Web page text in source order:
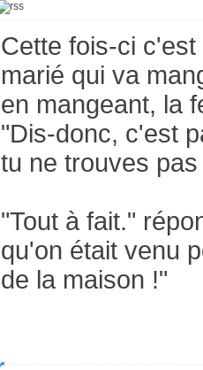
Cette fois-ci
marié qui va
en mangeant, la
"Dis-donc, c'est
tu ne trouves pas
"Tout à fait."
qu'on était venu
de la maison !"